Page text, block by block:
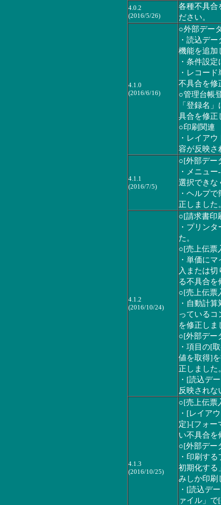
4.0.2
(2016/5/26)
各種不具合
ださい。
4.1.0
(2016/6/16)
○外部デー
・読込デ
機能を追加
・条件設
・レコー
不具合を修
○管理台帳
「登録名
具合を修正
○印刷関連
・レイア
容が反映さ
4.1.1
(2016/7/5)
○[外部デー
・メニュ
選択できな
・ヘルプ
正しました
4.1.2
(2016/10/24)
○[請求書印
・プリン
た。
○[売上伝票
・単価に
入または
る不具合を
○[売上伝票
・自動計
っている
を修正しま
○[外部デー
・項目の[
値を取得]
正しました
・[読込デ
反映されな
4.1.3
(2016/10/25)
○[売上伝票
・[レイア
定]-[フォー
い不具合を
○[外部デー
・印刷す
初期化する
みしか印刷
・[読込デ
ァイル」